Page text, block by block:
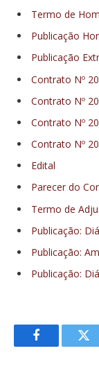
Termo de
Publicação
Publicação
Contrato Nº
Contrato Nº
Contrato Nº
Contrato Nº
Edital
Parecer do
Termo de
Publicação:
Publicação:
Publicação:
Facebook